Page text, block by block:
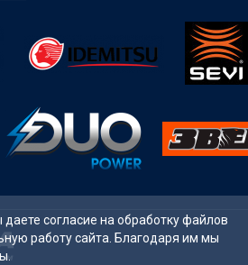
согласие на обработку файлов
работу сайта. Благодаря им мы